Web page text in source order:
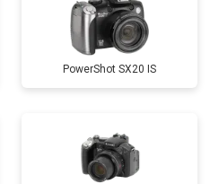
PowerShot SX20 IS